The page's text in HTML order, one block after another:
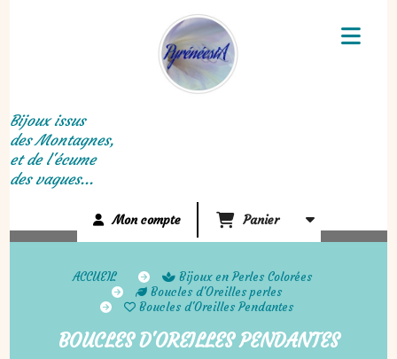
Bijoux issus
des Montagnes,
et de l'écume
des vagues...
Mon compte Panier
ACCUEIL
Bijoux en Perles Colorées
Boucles d'Oreilles perles
Boucles d'Oreilles Pendantes
BOUCLES D'OREILLES PENDANTES